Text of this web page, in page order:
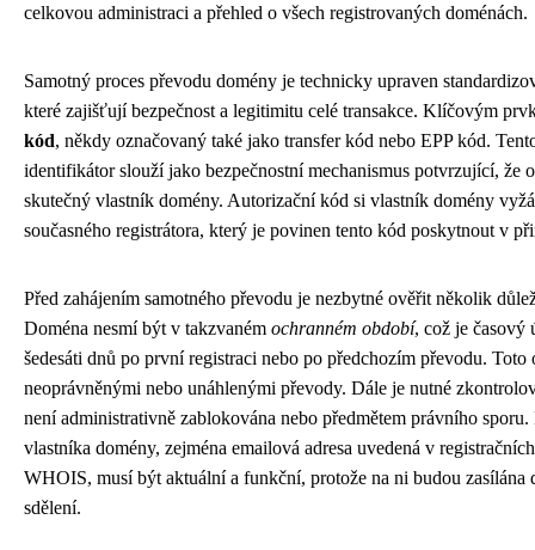
celkovou administraci a přehled o všech registrovaných doménách.
Samotný proces převodu domény je technicky upraven
které zajišťují bezpečnost a legitimitu celé transakce. Klíčovým
kód, někdy označovaný také jako transfer kód nebo EPP kód.
identifikátor slouží jako bezpečnostní mechanismus potvrzující, že
skutečný vlastník domény. Autorizační kód si vlastník domény
současného registrátora, který je povinen tento kód poskytnout v
Před zahájením samotného převodu je nezbytné ověřit několik
Doména nesmí být v takzvaném ochranném období, což je časový
šedesáti dnů po první registraci nebo po předchozím převodu. Toto
neoprávněnými nebo unáhlenými převody. Dále je nutné
není administrativně zablokována nebo předmětem právního
vlastníka domény, zejména emailová adresa uvedená v
WHOIS, musí být aktuální a funkční, protože na ni budou zasílána
sdělení.